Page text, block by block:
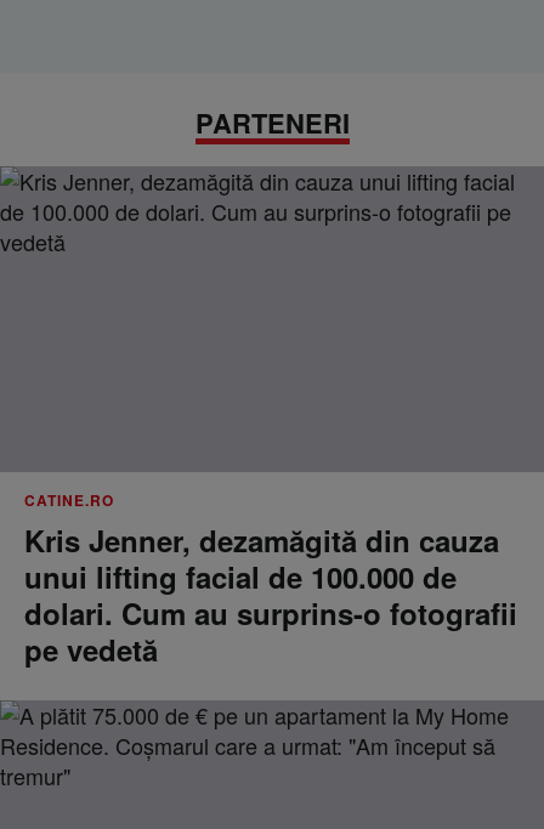
PARTENERI
CATINE.RO
Kris Jenner, dezamăgită din cauza
unui lifting facial de 100.000 de
dolari. Cum au surprins-o fotografii
pe vedetă